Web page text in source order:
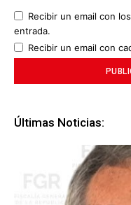
Recibir un email con
entrada.
Recibir un email con
Últimas Noticias: